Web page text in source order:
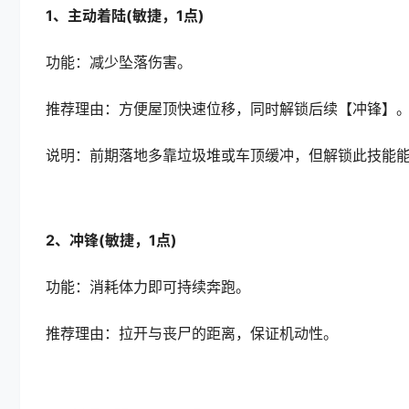
1、主动着陆(敏捷，1点)
功能：减少坠落伤害。
推荐理由：方便屋顶快速位移，同时解锁后续【冲锋】。
说明：前期落地多靠垃圾堆或车顶缓冲，但解锁此技能
2、冲锋(敏捷，1点)
功能：消耗体力即可持续奔跑。
推荐理由：拉开与丧尸的距离，保证机动性。